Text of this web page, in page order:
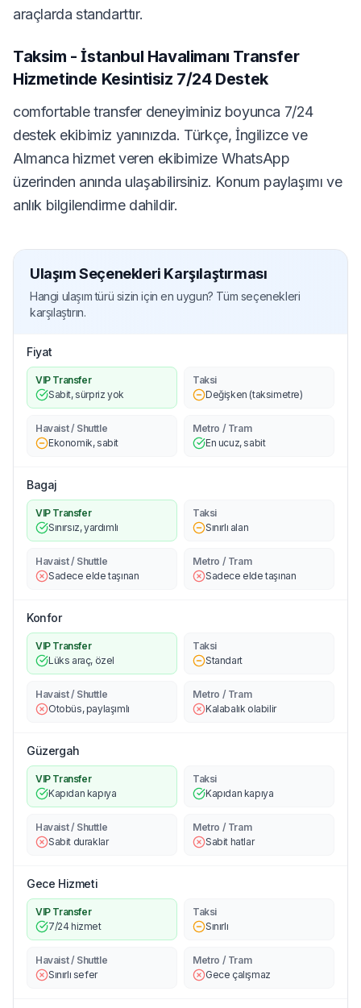
araçlarda standarttır.
Taksim - İstanbul Havalimanı Transfer
Hizmetinde Kesintisiz 7/24 Destek
comfortable transfer deneyiminiz boyunca 7/24
destek ekibimiz yanınızda. Türkçe, İngilizce ve
Almanca hizmet veren ekibimize WhatsApp
üzerinden anında ulaşabilirsiniz. Konum paylaşımı ve
anlık bilgilendirme dahildir.
Ulaşım Seçenekleri Karşılaştırması
Hangi ulaşım türü sizin için en uygun? Tüm seçenekleri
karşılaştırın.
Fiyat
VIP Transfer
Sabit, sürpriz yok
Taksi
Değişken (taksimetre)
Havaist / Shuttle
Ekonomik, sabit
Metro / Tram
En ucuz, sabit
Bagaj
VIP Transfer
Sınırsız, yardımlı
Taksi
Sınırlı alan
Havaist / Shuttle
Sadece elde taşınan
Metro / Tram
Sadece elde taşınan
Konfor
VIP Transfer
Lüks araç, özel
Taksi
Standart
Havaist / Shuttle
Otobüs, paylaşımlı
Metro / Tram
Kalabalık olabilir
Güzergah
VIP Transfer
Kapıdan kapıya
Taksi
Kapıdan kapıya
Havaist / Shuttle
Sabit duraklar
Metro / Tram
Sabit hatlar
Gece Hizmeti
VIP Transfer
7/24 hizmet
Taksi
Sınırlı
Havaist / Shuttle
Sınırlı sefer
Metro / Tram
Gece çalışmaz